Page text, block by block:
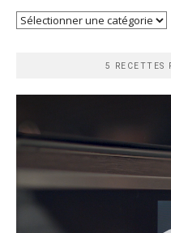
Recherche
5 RECETTES